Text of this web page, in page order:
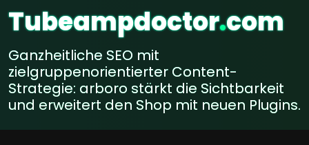
Tubeampdoctor.com
Ganzheitliche SEO mit
zielgruppenorientierter Content-
Strategie: arboro stärkt die Sichtbarkeit
und erweitert den Shop mit neuen Plugins.